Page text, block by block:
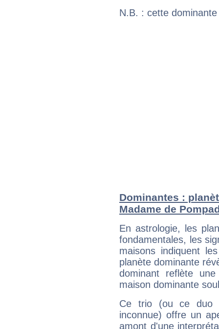
N.B. : cette
Dominantes :
Madame de
En astrologie, les
fondamentales, les
maisons indiquent
planète dominante
dominant reflète
maison dominante
Ce trio (ou ce duo
inconnue) offre un
amont d'une